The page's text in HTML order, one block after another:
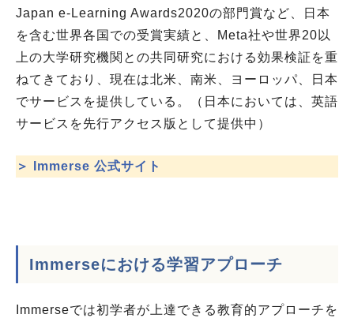
Japan e-Learning Awards2020の部門賞など、日本
を含む世界各国での受賞実績と、Meta社や世界20以
上の大学研究機関との共同研究における効果検証を重
ねてきており、現在は北米、南米、ヨーロッパ、日本
でサービスを提供している。（日本においては、英語
サービスを先行アクセス版として提供中）
＞ Immerse 公式サイト
Immerseにおける学習アプローチ
Immerseでは初学者が上達できる教育的アプローチを